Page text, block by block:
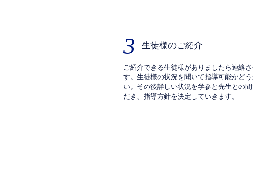
3 生徒様のご紹介
ご紹介できる生徒様がありましたら連絡
す。生徒様の状況を聞いて指導可能かど
い。その後詳しい状況を学参と先生との
だき、指導方針を決定していきます。